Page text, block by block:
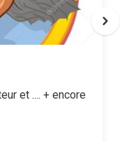
et .... + encore